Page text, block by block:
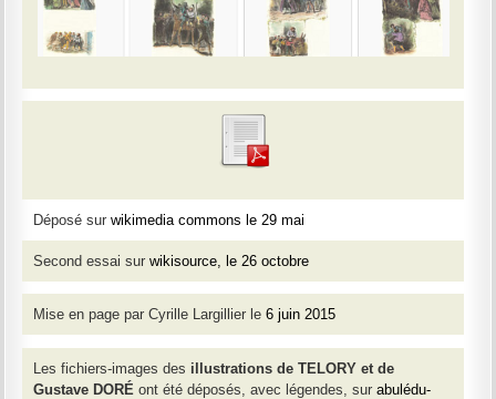
Déposé sur wikimedia commons le 29 mai
Second essai sur wikisource, le 26 octobre
Mise en page par Cyrille Largillier le 6 juin 2015
Les fichiers-images des illustrations de TELORY et de
Gustave DORÉ ont été déposés, avec légendes, sur abulédu-